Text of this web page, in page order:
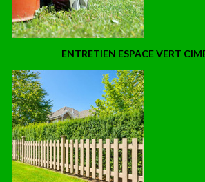
ENTRETIEN ESPACE VERT